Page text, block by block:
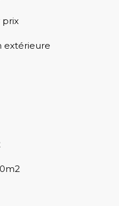
prix
extérieure